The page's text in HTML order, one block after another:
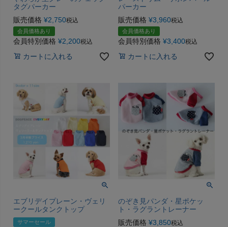
タグパーカー
販売価格 ¥2,750税込
会員価格あり
会員特別価格 ¥2,200税込
カートに入れる
パーカー
販売価格 ¥3,960税込
会員価格あり
会員特別価格 ¥3,400税込
カートに入れる
エブリデイプレーン・ヴェリ
ークールタンクトップ
サマーセール
のぞき見パンダ・星ポケッ
ト・ラグラントレーナー
販売価格 ¥3,850税込